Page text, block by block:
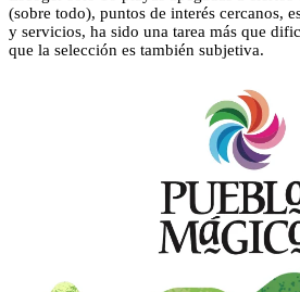
(sobre todo), puntos de interés cercanos,
y servicios, ha sido una tarea más que
que la selección es también subjetiva.